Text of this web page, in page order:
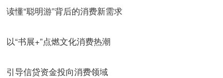
读懂“聪明游”背后的消费新需求
以“书展+”点燃文化消费热潮
引导信贷资金投向消费领域